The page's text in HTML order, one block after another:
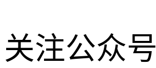
关注公众号